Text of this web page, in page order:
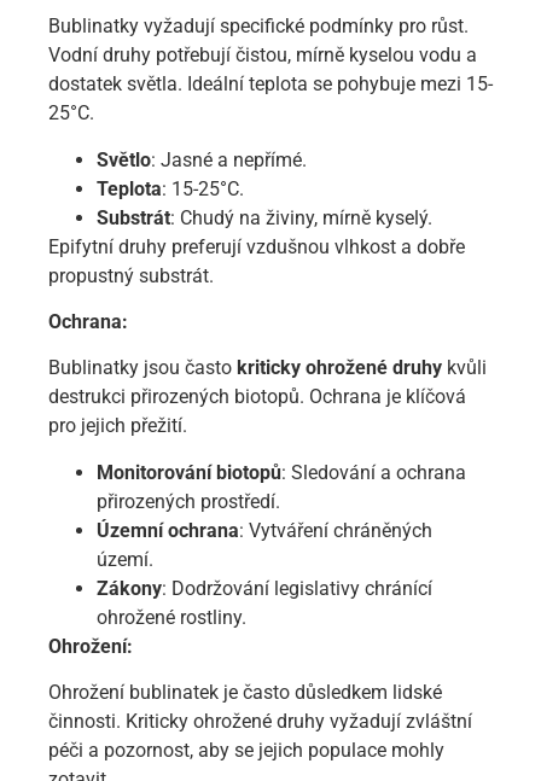
Bublinatky vyžadují specifické podmínky pro růst.
Vodní druhy potřebují čistou, mírně kyselou vodu a
dostatek světla. Ideální teplota se pohybuje mezi 15-
25°C.
Světlo: Jasné a nepřímé.
Teplota: 15-25°C.
Substrát: Chudý na živiny, mírně kyselý.
Epifytní druhy preferují vzdušnou vlhkost a dobře
propustný substrát.
Ochrana:
Bublinatky jsou často kriticky ohrožené druhy kvůli
destrukci přirozených biotopů. Ochrana je klíčová
pro jejich přežití.
Monitorování biotopů: Sledování a ochrana
přirozených prostředí.
Územní ochrana: Vytváření chráněných
území.
Zákony: Dodržování legislativy chránící
ohrožené rostliny.
Ohrožení:
Ohrožení bublinatek je často důsledkem lidské
činnosti. Kriticky ohrožené druhy vyžadují zvláštní
péči a pozornost, aby se jejich populace mohly